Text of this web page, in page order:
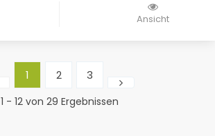
Ansicht
1 2 3
1 - 12 von 29 Ergebnissen